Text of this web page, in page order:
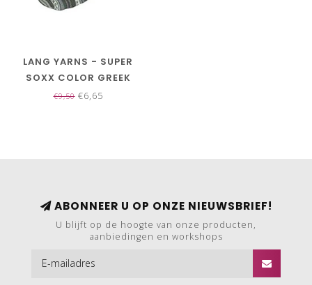
LANG YARNS - SUPER
SOXX COLOR GREEK
MYTHS TWO 4 PLY
€9,50€6,65
ABONNEER U OP ONZE NIEUWSBRIEF!
U blijft op de hoogte van onze producten,
aanbiedingen en workshops